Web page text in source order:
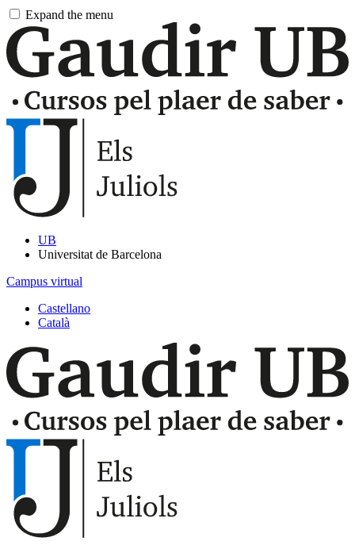
Pasar
contingut
principal
Expand the menu
UB
Universitat de Barcelona
Campus virtual
Castellano
Català